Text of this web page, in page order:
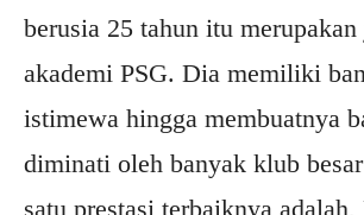
berusia 25 tahun itu
akademi PSG. Dia memiliki
istimewa hingga membuatnya
diminati oleh banyak klub
satu prestasi terbaiknya